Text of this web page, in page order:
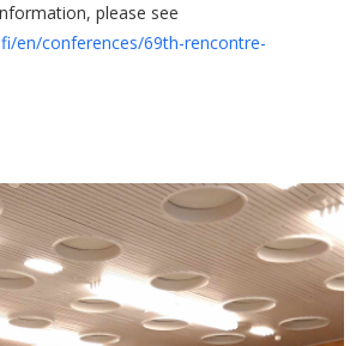
please see
en/conferences/69th-rencontre-